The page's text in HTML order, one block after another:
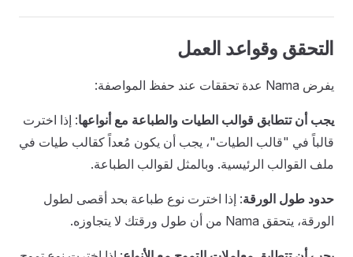
التحقق وقواعد العمل
يفرض Nama عدة تحققات عند حفظ المواصفة:
يجب أن تتطابق قوالب الطيات والطباعة مع أنواعها: إذا اخترت
قالباً في "قالب الطيات"، يجب أن يكون مُعداً كقالب طيات في
ملف القوالب الرئيسية. وبالمثل لقوالب الطباعة.
حدود طول الورقة: إذا اخترت نوع طباعة بحد أقصى لطول
الورقة، يتحقق Nama من أن طول ورقتك لا يتجاوزه.